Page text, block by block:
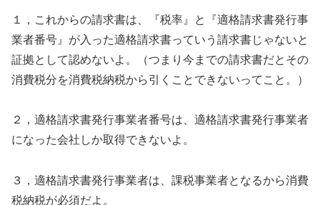
１，これからの請求書は、『税率』と『適格請求書発行事
業者番号』が入った適格請求書っていう請求書じゃないと
証拠として認めないよ。（つまり今までの請求書だとその
消費税分を消費税納税から引くことできないってこと。）
２，適格請求書発行事業者番号は、適格請求書発行事業者
になった会社しか取得できないよ。
３，適格請求書発行事業者は、課税事業者となるから消費
税納税が必須だよ。